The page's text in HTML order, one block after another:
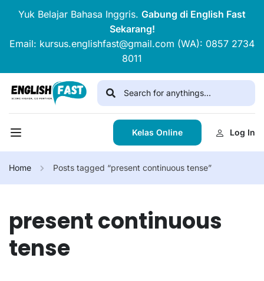
Yuk Belajar Bahasa Inggris. Gabung di English Fast
Sekarang!
Email: kursus.englishfast@gmail.com (WA): 0857 2734
8011
Kelas Online Log In
Home Posts tagged “present continuous tense”
present continuous
tense